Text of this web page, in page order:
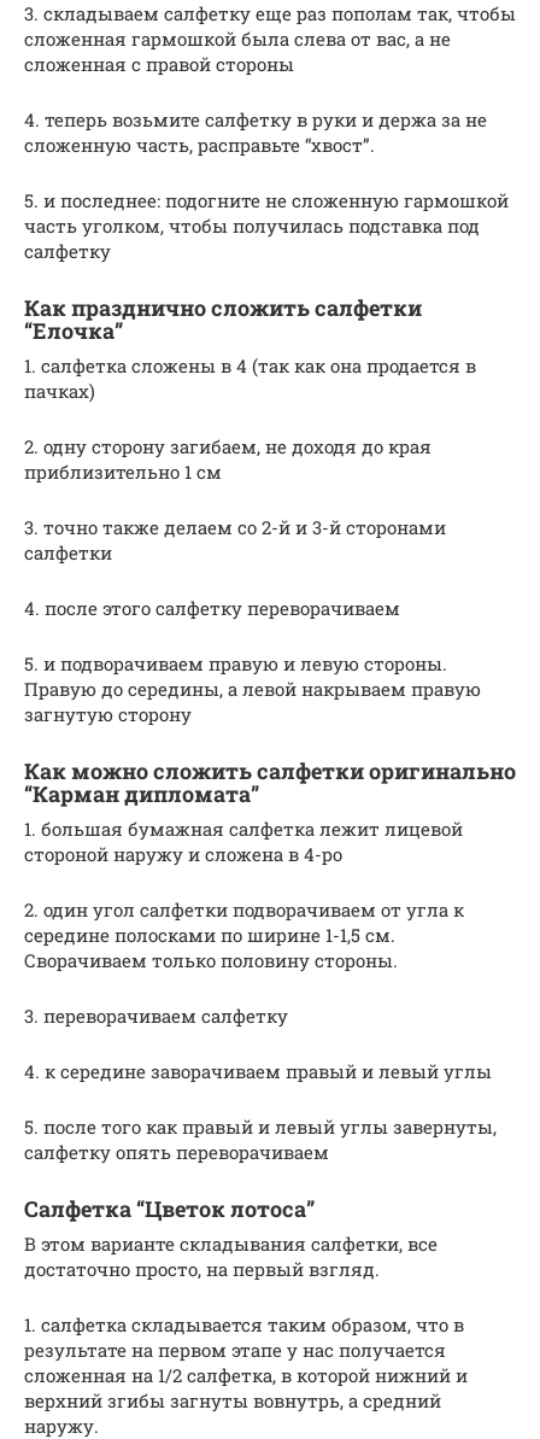
3. складываем салфетку еще раз пополам так, чтобы
сложенная гармошкой была слева от вас, а не
сложенная с правой стороны
4. теперь возьмите салфетку в руки и держа за не
сложенную часть, расправьте “хвост”.
5. и последнее: подогните не сложенную гармошкой
часть уголком, чтобы получилась подставка под
салфетку
Как празднично сложить салфетки
“Елочка”
1. салфетка сложены в 4 (так как она продается в
пачках)
2. одну сторону загибаем, не доходя до края
приблизительно 1 см
3. точно также делаем со 2-й и 3-й сторонами
салфетки
4. после этого салфетку переворачиваем
5. и подворачиваем правую и левую стороны.
Правую до середины, а левой накрываем правую
загнутую сторону
Как можно сложить салфетки оригинально
“Карман дипломата”
1. большая бумажная салфетка лежит лицевой
стороной наружу и сложена в 4-ро
2. один угол салфетки подворачиваем от угла к
середине полосками по ширине 1-1,5 см.
Сворачиваем только половину стороны.
3. переворачиваем салфетку
4. к середине заворачиваем правый и левый углы
5. после того как правый и левый углы завернуты,
салфетку опять переворачиваем
Салфетка “Цветок лотоса”
В этом варианте складывания салфетки, все
достаточно просто, на первый взгляд.
1. салфетка складывается таким образом, что в
результате на первом этапе у нас получается
сложенная на 1/2 салфетка, в которой нижний и
верхний згибы загнуты вовнутрь, а средний
наружу.